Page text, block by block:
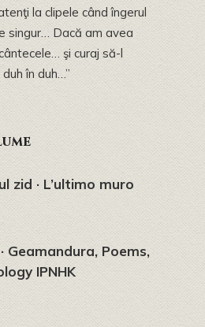
la clipele când îngerul
singur… Dacă am avea
şi curaj să-l
în duh…”
zid · L’ultimo muro
Geamandura, Poems,
IPNHK